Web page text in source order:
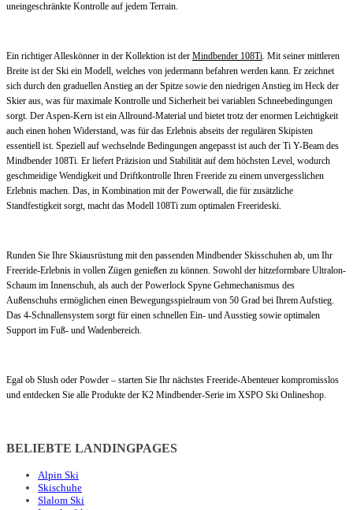
uneingeschränkte Kontrolle auf jedem Terrain.
Ein richtiger Alleskönner in der Kollektion ist der Mindbender 108Ti. Mit seiner mittleren
Breite ist der Ski ein Modell, welches von jedermann befahren werden kann. Er zeichnet
sich durch den graduellen Anstieg an der Spitze sowie den niedrigen Anstieg im Heck der
Skier aus, was für maximale Kontrolle und Sicherheit bei variablen Schneebedingungen
sorgt. Der Aspen-Kern ist ein Allround-Material und bietet trotz der enormen Leichtigkeit
auch einen hohen Widerstand, was für das Erlebnis abseits der regulären Skipisten
essentiell ist. Speziell auf wechselnde Bedingungen angepasst ist auch der Ti Y-Beam des
Mindbender 108Ti. Er liefert Präzision und Stabilität auf dem höchsten Level, wodurch
geschmeidige Wendigkeit und Driftkontrolle Ihren Freeride zu einem unvergesslichen
Erlebnis machen. Das, in Kombination mit der Powerwall, die für zusätzliche
Standfestigkeit sorgt, macht das Modell 108Ti zum optimalen Freerideski.
Runden Sie Ihre Skiausrüstung mit den passenden Mindbender Skisschuhen ab, um Ihr
Freeride-Erlebnis in vollen Zügen genießen zu können. Sowohl der hitzeformbare Ultralon-
Schaum im Innenschuh, als auch der Powerlock Spyne Gehmechanismus des
Außenschuhs ermöglichen einen Bewegungsspielraum von 50 Grad bei Ihrem Aufstieg.
Das 4-Schnallensystem sorgt für einen schnellen Ein- und Ausstieg sowie optimalen
Support im Fuß- und Wadenbereich.
Egal ob Slush oder Powder – starten Sie Ihr nächstes Freeride-Abenteuer kompromisslos
und entdecken Sie alle Produkte der K2 Mindbender-Serie im XSPO Ski Onlineshop.
BELIEBTE LANDINGPAGES
Alpin Ski
Skischuhe
Slalom Ski